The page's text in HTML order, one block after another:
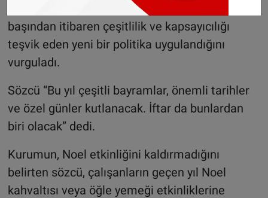
ortamı sunmayı amaçladığını belirterek, bu yılın
başından itibaren çeşitlilik ve kapsayıcılığı
teşvik eden yeni bir politika uygulandığını
vurguladı.
Sözcü “Bu yıl çeşitli bayramlar, önemli tarihler
ve özel günler kutlanacak. İftar da bunlardan
biri olacak” dedi.
Kurumun, Noel etkinliğini kaldırmadığını
belirten sözcü, çalışanların geçen yıl Noel
kahvaltısı veya öğle yemeği etkinliklerine